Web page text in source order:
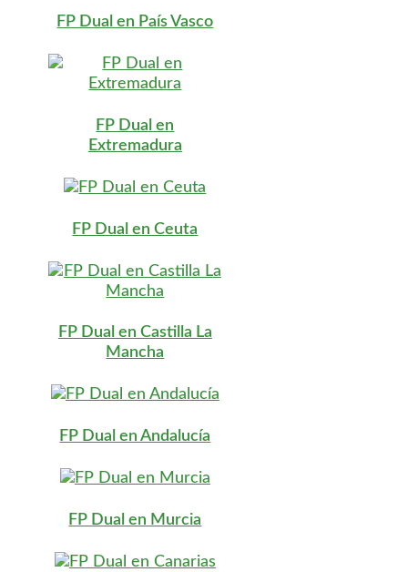
FP Dual en País Vasco
FP Dual en
Extremadura
FP Dual en Ceuta
FP Dual en Castilla La
Mancha
FP Dual en Andalucía
FP Dual en Murcia